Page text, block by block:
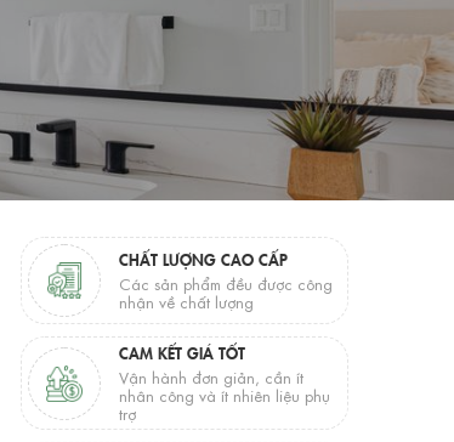
CHẤT LƯỢNG CAO CẤP
Các sản phẩm đều được công
nhận về chất lượng
CAM KẾT GIÁ TỐT
Vận hành đơn giản, cần ít
nhân công và ít nhiên liệu phụ
trợ